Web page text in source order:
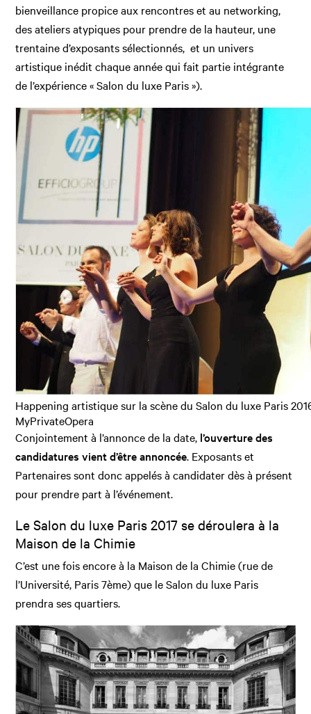
bienveillance propice aux rencontres et au networking,
des ateliers atypiques pour prendre de la hauteur, une
trentaine d’exposants sélectionnés, et un univers
artistique inédit chaque année qui fait partie intégrante
de l’expérience « Salon du luxe Paris »).
Happening artistique sur la scène du Salon du luxe Paris
MyPrivateOpera
Conjointement à l’annonce de la date, l’ouverture des
candidatures vient d’être annoncée. Exposants et
Partenaires sont donc appelés à candidater dès à présent
pour prendre part à l’événement.
Le Salon du luxe Paris 2017 se déroulera à la
Maison de la Chimie
C’est une fois encore à la Maison de la Chimie (rue de
l’Université, Paris 7ème) que le Salon du luxe Paris
prendra ses quartiers.